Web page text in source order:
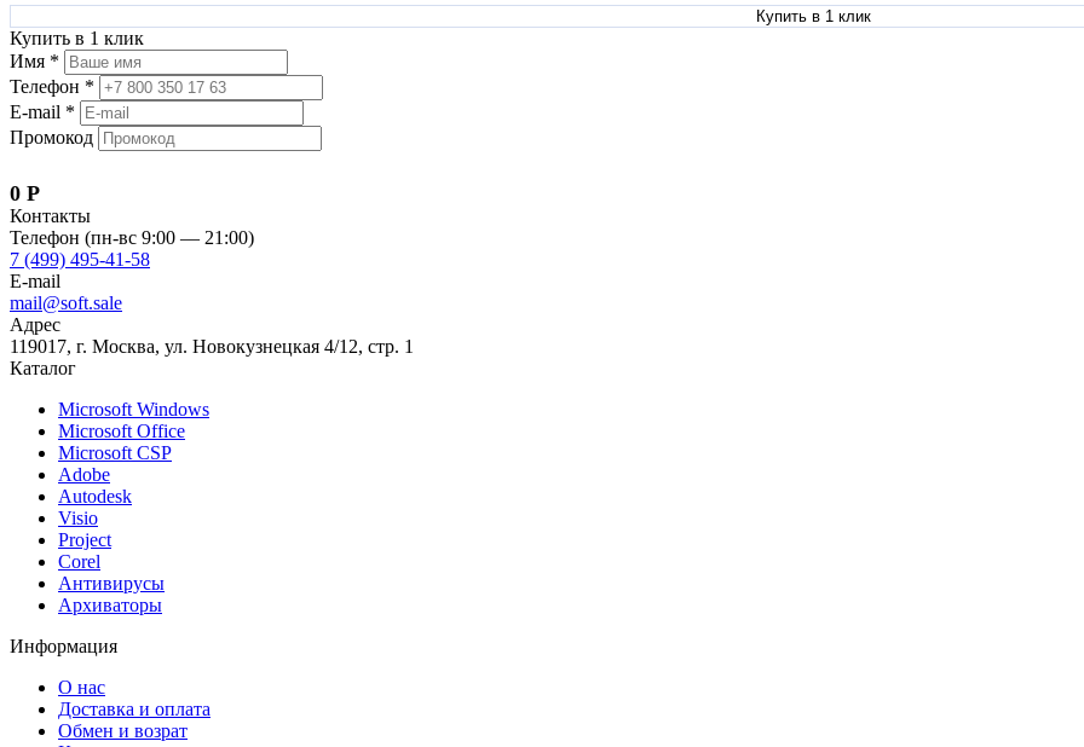
Купить в 1 клик
Купить в 1 клик
Имя *
Телефон *
E-mail *
Промокод
0 Р
Контакты
Телефон (пн-вс 9:00 — 21:00)
7 (499) 495-41-58
E-mail
mail@soft.sale
Адрес
119017, г. Москва, ул. Новокузнецкая 4/12, стр. 1
Каталог
Microsoft Windows
Microsoft Office
Microsoft CSP
Adobe
Autodesk
Visio
Project
Corel
Антивирусы
Архиваторы
Информация
О нас
Доставка и оплата
Обмен и ​возрат